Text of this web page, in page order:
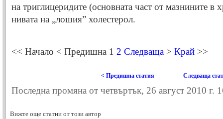
на триглицеридите (основната част от мазнините в
нивата на „лошия” холестерол.
<< Начало < Предишна 1 2 Следваща > Край >>
< Предишна статия Следваща
Последна промяна от четвъртък, 26 август 2010 г.
Вижте още статии от този автор